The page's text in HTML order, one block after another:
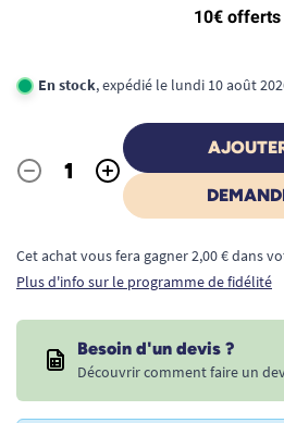
En stock, expédié le lundi 10 août
Quantité
- +
Cet achat vous fera gagner 2,00 € dans
Plus d'info sur le programme de fidélité
Besoin d'un devis ?
Découvrir comment faire un